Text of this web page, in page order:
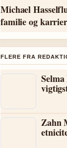
Michael
familie og
FLERE FRA
Zahn